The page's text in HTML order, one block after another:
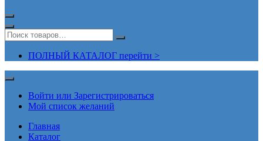
ПОЛНЫЙ КАТАЛОГ перейти >
Войти или Зарегистрироваться
Мой список желаний
Главная
Каталог